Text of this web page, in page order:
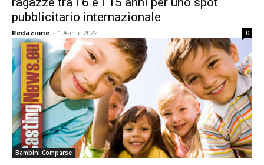
pubblicitario internazionale
Redazione - 1 Aprile 2022 0
Bambini Comparse